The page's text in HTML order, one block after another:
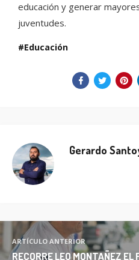
educación y generar
juventudes.
Educación
Gerardo
ARTÍCULO ANTERIOR
RECORRE LEO MONTAÑEZ EL